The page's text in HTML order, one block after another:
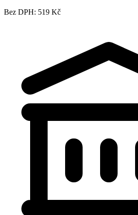
Bez DPH: 519 Kč